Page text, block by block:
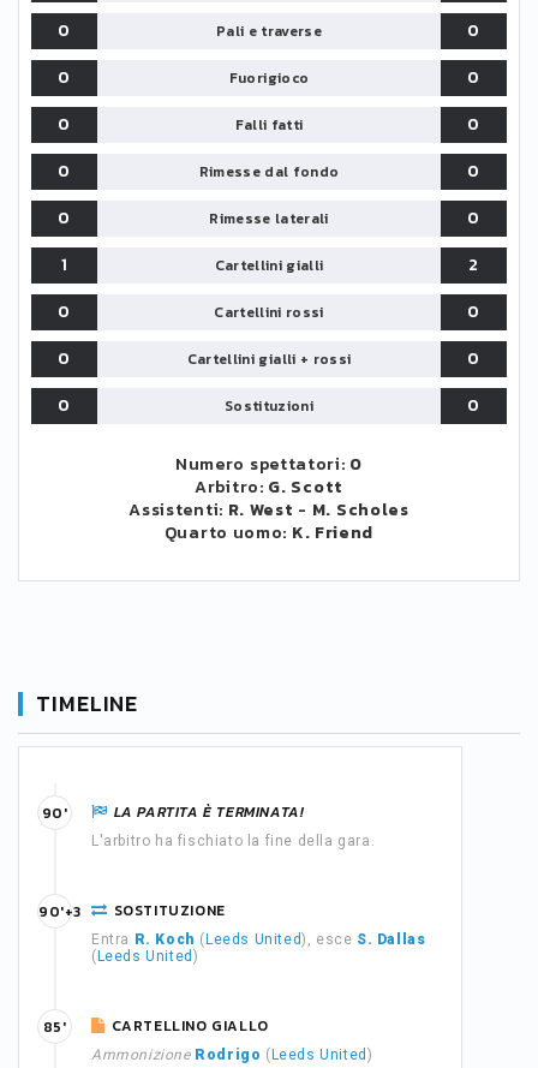
0 Pali e traverse
0
0
Fuorigioco
0
0
Falli fatti
0
0
Rimesse dal fondo
0
0
Rimesse laterali
0
1
Cartellini gialli
2
0
Cartellini rossi
0
0
Cartellini gialli + rossi
0
0
Sostituzioni 0
Numero spettatori: 0
Arbitro: G. Scott
Assistenti: R. West - M. Scholes
Quarto uomo: K. Friend
TIMELINE
LA PARTITA È TERMINATA!
L'arbitro ha fischiato la fine della gara.
90'
SOSTITUZIONE
Entra R. Koch ( Leeds United), esce S. Dallas
( Leeds United )
90'+3
CARTELLINO GIALLO
Ammonizione Rodrigo ( Leeds United )
85'